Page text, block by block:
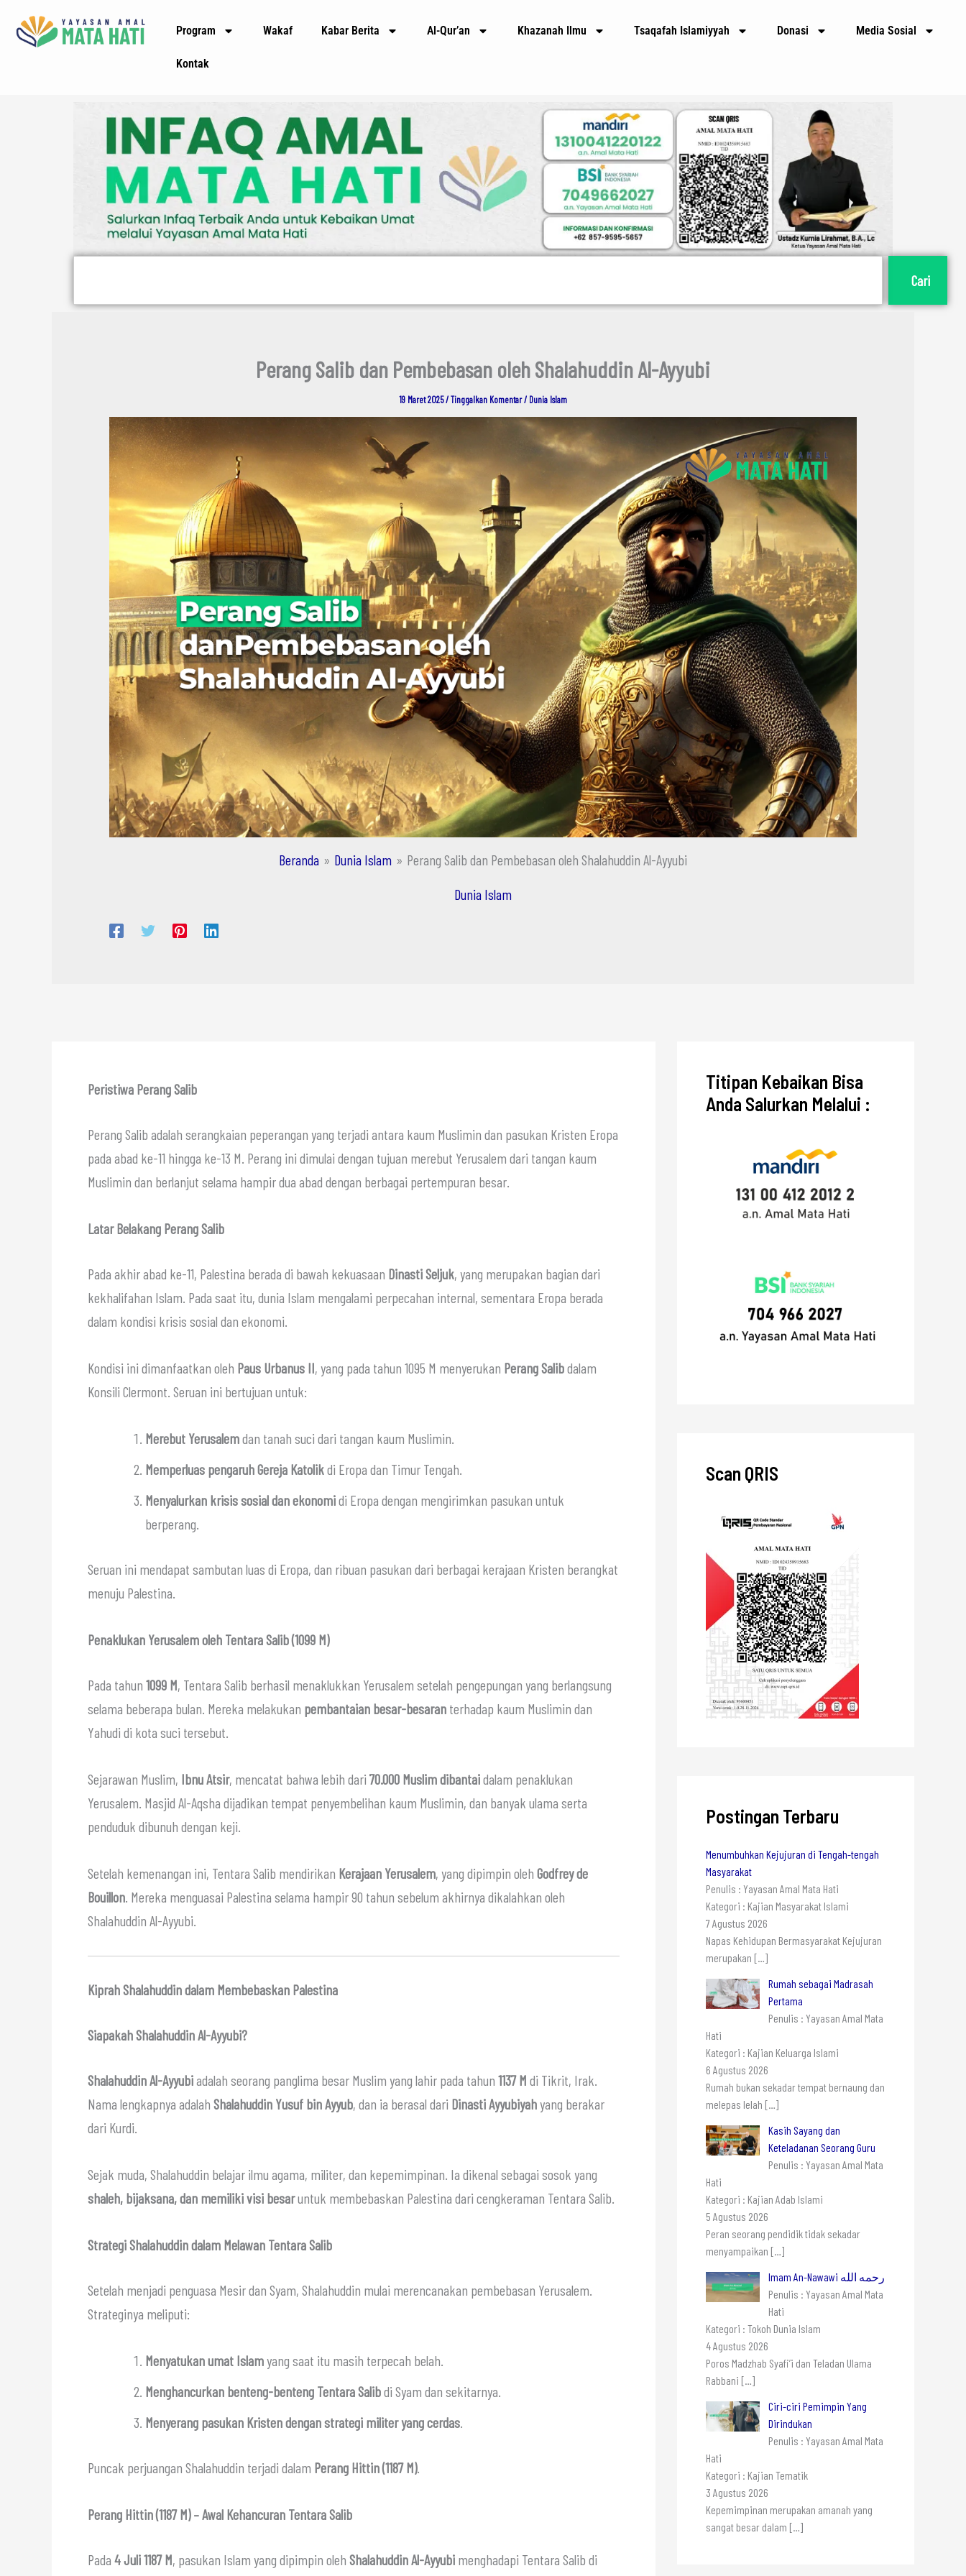
Program Wakaf Kabar Berita Al-Qur’an Khazanah Ilmu Tsaqafah Islamiyyah Donasi Media Sosial
Kontak
Cari
Perang Salib dan Pembebasan oleh Shalahuddin Al-Ayyubi
19 Maret 2025/Tinggalkan Komentar/ Dunia Islam
Beranda Dunia Islam
Perang Salib dan Pembebasan oleh Shalahuddin Al-Ayyubi
Dunia Islam
Peristiwa Perang Salib
Perang Salib adalah serangkaian peperangan yang terjadi antara kaum Muslimin dan pasukan Kristen Eropa
pada abad ke-11 hingga ke-13 M. Perang ini dimulai dengan tujuan merebut Yerusalem dari tangan kaum
Muslimin dan berlanjut selama hampir dua abad dengan berbagai pertempuran besar.
Latar Belakang Perang Salib
Pada akhir abad ke-11, Palestina berada di bawah kekuasaan Dinasti Seljuk, yang merupakan bagian dari
kekhalifahan Islam. Pada saat itu, dunia Islam mengalami perpecahan internal, sementara Eropa berada
dalam kondisi krisis sosial dan ekonomi.
Kondisi ini dimanfaatkan oleh Paus Urbanus II, yang pada tahun 1095 M menyerukan Perang Salibdalam
Konsili Clermont. Seruan ini bertujuan untuk:
Merebut Yerusalemdan tanah suci dari tangan kaum Muslimin.
Memperluas pengaruh Gereja Katolikdi Eropa dan Timur Tengah.
Menyalurkan krisis sosial dan ekonomidi Eropa dengan mengirimkan pasukan untuk
berperang.
Seruan ini mendapat sambutan luas di Eropa, dan ribuan pasukan dari berbagai kerajaan Kristen berangkat
menuju Palestina.
Penaklukan Yerusalem oleh Tentara Salib (1099 M)
Pada tahun 1099 M, Tentara Salib berhasil menaklukkan Yerusalem setelah pengepungan yang berlangsung
selama beberapa bulan. Mereka melakukan pembantaian besar-besaran terhadap kaum Muslimin dan
Yahudi di kota suci tersebut.
Sejarawan Muslim, Ibnu Atsir, mencatat bahwa lebih dari 70.000 Muslim dibantaidalam penaklukan
Yerusalem. Masjid Al-Aqsha dijadikan tempat penyembelihan kaum Muslimin, dan banyak ulama serta
penduduk dibunuh dengan keji.
Setelah kemenangan ini, Tentara Salib mendirikan Kerajaan Yerusalem, yang dipimpin oleh Godfrey de
Bouillon . Mereka menguasai Palestina selama hampir 90 tahun sebelum akhirnya dikalahkan oleh
Shalahuddin Al-Ayyubi.
Kiprah Shalahuddin dalam Membebaskan Palestina
Siapakah Shalahuddin Al-Ayyubi?
Shalahuddin Al-Ayyubiadalah seorang panglima besar Muslim yang lahir pada tahun 1137 M di Tikrit, Irak.
Nama lengkapnya adalah Shalahuddin Yusuf bin Ayyub, dan ia berasal dari Dinasti Ayyubiyahyang berakar
dari Kurdi.
Sejak muda, Shalahuddin belajar ilmu agama, militer, dan kepemimpinan. Ia dikenal sebagai sosok yang
shaleh, bijaksana, dan memiliki visi besaruntuk membebaskan Palestina dari cengkeraman Tentara Salib.
Strategi Shalahuddin dalam Melawan Tentara Salib
Setelah menjadi penguasa Mesir dan Syam, Shalahuddin mulai merencanakan pembebasan Yerusalem.
Strateginya meliputi:
Menyatukan umat Islamyang saat itu masih terpecah belah.
Menghancurkan benteng-benteng Tentara Salibdi Syam dan sekitarnya.
Menyerang pasukan Kristen dengan strategi militer yang cerdas
Puncak perjuangan Shalahuddin terjadi dalam Perang Hittin (1187 M).
Perang Hittin (1187 M) – Awal Kehancuran Tentara Salib
Pada 4 Juli 1187 M, pasukan Islam yang dipimpin oleh Shalahuddin Al-Ayyubi menghadapi Tentara Salib di
Titipan Kebaikan Bisa
Anda Salurkan Melalui :
Scan QRIS
Postingan Terbaru
Menumbuhkan Kejujuran di Tengah-tengah
Masyarakat
Penulis : Yayasan Amal Mata Hati
Kategori : Kajian Masyarakat Islami
7 Agustus 2026
Napas Kehidupan Bermasyarakat Kejujuran
merupakan […]
Rumah sebagai Madrasah
Pertama
Penulis : Yayasan Amal Mata
Hati
Kategori : Kajian Keluarga Islami
6 Agustus 2026
Rumah bukan sekadar tempat bernaung dan
melepas lelah […]
Kasih Sayang dan
Keteladanan Seorang Guru
Penulis : Yayasan Amal Mata
Hati
Kategori : Kajian Adab Islami
5 Agustus 2026
Peran seorang pendidik tidak sekadar
menyampaikan […]
Imam An-Nawawi رحمه الله
Penulis : Yayasan Amal Mata
Hati
Kategori : Tokoh Dunia Islam
4 Agustus 2026
Poros Madzhab Syafi’i dan Teladan Ulama
Rabbani […]
Ciri-ciri Pemimpin Yang
Dirindukan
Penulis : Yayasan Amal Mata
Hati
Kategori : Kajian Tematik
3 Agustus 2026
Kepemimpinan merupakan amanah yang
sangat besar dalam […]
a